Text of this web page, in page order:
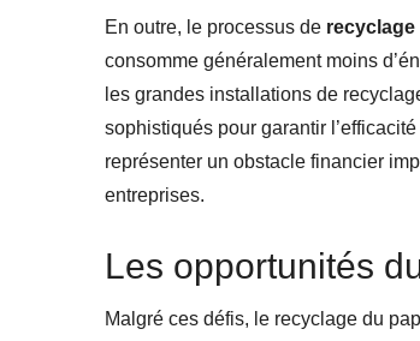
En outre, le processus de recyclage
consomme généralement moins
les grandes installations de
sophistiqués pour garantir
représenter un obstacle financier
entreprises.
Les opportunités
Malgré ces défis, le recyclage du